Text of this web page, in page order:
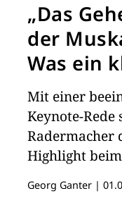
„Das
der
Was ein
Gewürz
Macht
Mit einer
Keynote-Rede
Radermacher
Highlight
in der
Georg Ganter |